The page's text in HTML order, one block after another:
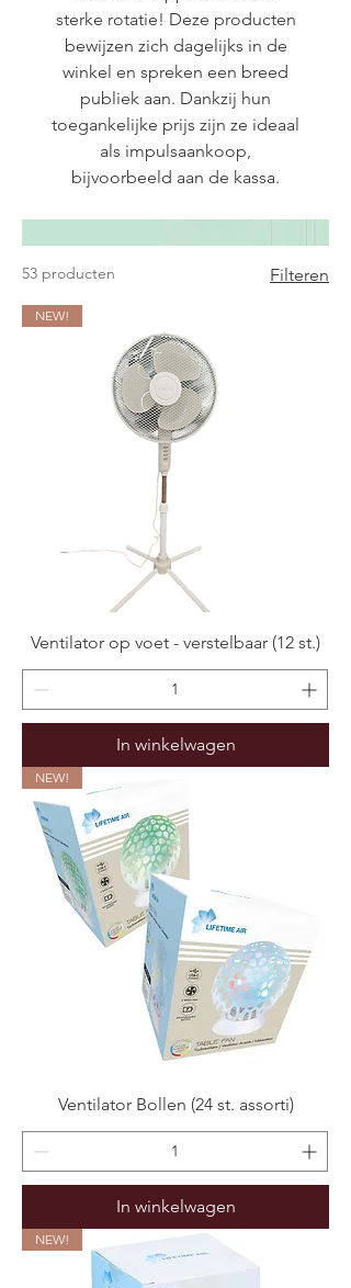
sterke rotatie! Deze producten
bewijzen zich dagelijks in de
winkel en spreken een breed
publiek aan. Dankzij hun
toegankelijke prijs zijn ze ideaal
als impulsaankoop,
bijvoorbeeld aan de kassa.
53 producten Filteren
NEW!
Ventilator op voet - verstelbaar (12 st.)
In winkelwagen
NEW!
Ventilator Bollen (24 st. assorti)
In winkelwagen
NEW!